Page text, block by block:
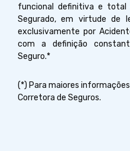
funcional definitiva e total
Segurado, em virtude de
exclusivamente por
com a definição
Seguro.*
(*) Para maiores
Corretora de Seguros.